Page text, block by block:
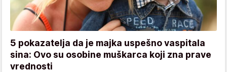
5 pokazatelja da je majka uspešno vaspitala
sina: Ovo su osobine muškarca koji zna prave
vrednosti